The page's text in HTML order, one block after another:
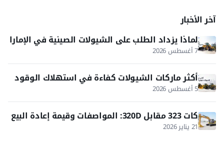
آخر الأخبار
لماذا يزداد الطلب على الشيولات الصينية في الإمارا
ت والخليج؟
7 أغسطس 2026
أكثر ماركات الشيولات كفاءة في استهلاك الوقود
5 أغسطس 2026
كات 323 مقابل 320D: المواصفات وقيمة إعادة البيع
في 2026
21 يناير 2026